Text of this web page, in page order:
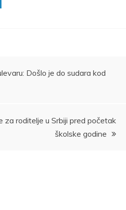
Došlo je do sudara kod
za roditelje u Srbiji pred početak
školske godine